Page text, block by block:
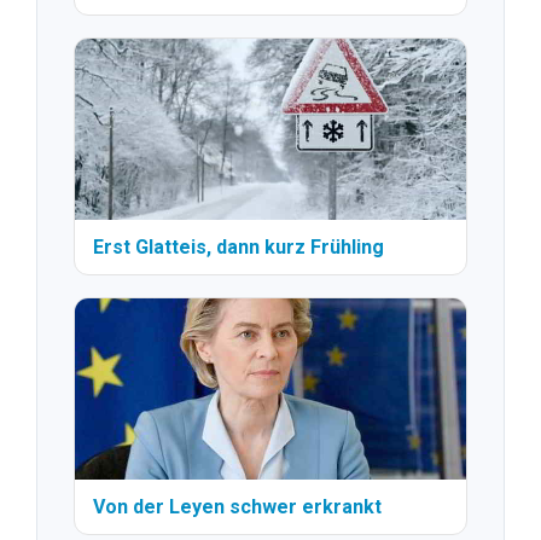
Erst Glatteis, dann kurz Frühling
Von der Leyen schwer erkrankt